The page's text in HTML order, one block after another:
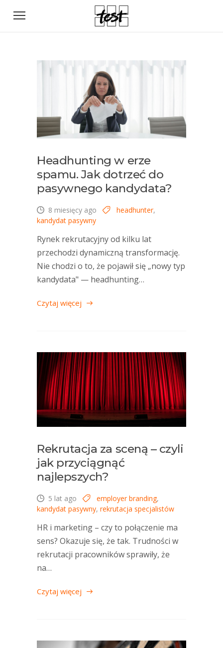
Headhunting w erze
spamu. Jak dotrzeć do
pasywnego kandydata?
8 miesięcy ago headhunter,
kandydat pasywny
Rynek rekrutacyjny od kilku lat
przechodzi dynamiczną transformację.
Nie chodzi o to, że pojawił się „nowy typ
kandydata" — headhunting…
Czytaj więcej
Rekrutacja za sceną – czyli
jak przyciągnąć
najlepszych?
5 lat ago employer branding,
kandydat pasywny, rekrutacja specjalistów
HR i marketing – czy to połączenie ma
sens? Okazuje się, że tak. Trudności w
rekrutacji pracowników sprawiły, że
na…
Czytaj więcej